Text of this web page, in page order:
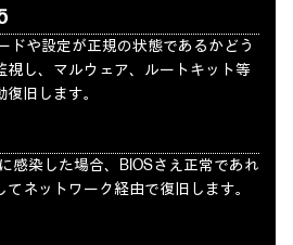
ドや設定が正規の状態であるかどう
視し、マルウェア、ルートキット等
旧します。
感染した場合、BIOSさえ正常であれ
ネットワーク経由で復旧します。